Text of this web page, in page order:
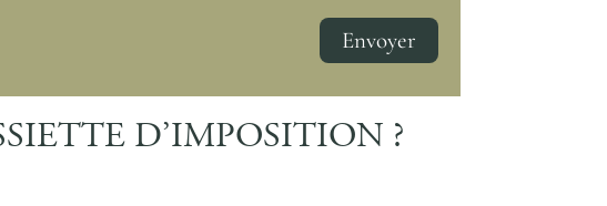
Envoyer
D’IMPOSITION ?